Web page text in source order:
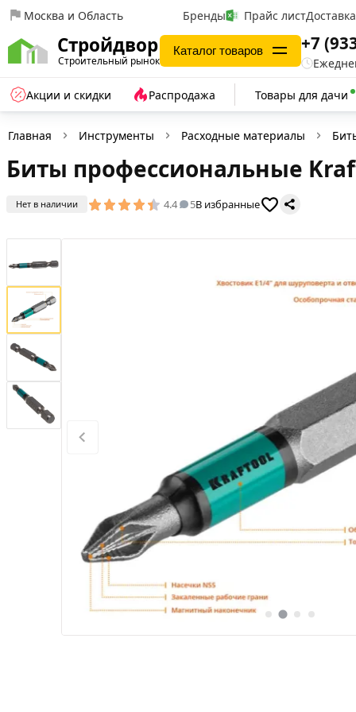
Москва и Область Бренды Прайс листДоставка
Стройдвор
Строительный рынок
Каталог товаров +7
Акции и скидки Распродажа Товары для дачи
Главная Инструменты Расходные материалы
Биты профессиональные
Нет в наличии 4.4 5В избранные